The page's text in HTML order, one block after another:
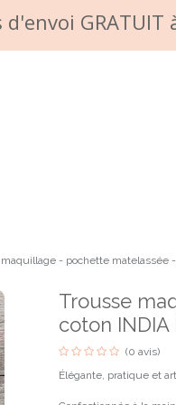
d'envoi
- pochette matelassée
Trousse
coton INDIA
(0 avis)
Élégante, pratique et